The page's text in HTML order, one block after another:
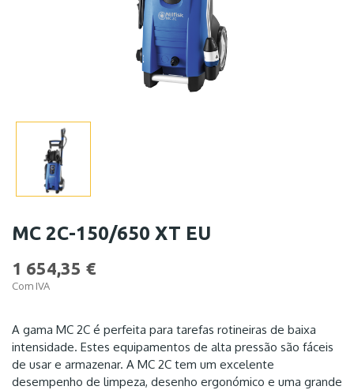
MC 2C-150/650 XT EU
1 654,35 €
Com IVA
A gama MC 2C é perfeita para tarefas rotineiras de baixa
intensidade. Estes equipamentos de alta pressão são fáceis
de usar e armazenar. A MC 2C tem um excelente
desempenho de limpeza, desenho ergonómico e uma grande